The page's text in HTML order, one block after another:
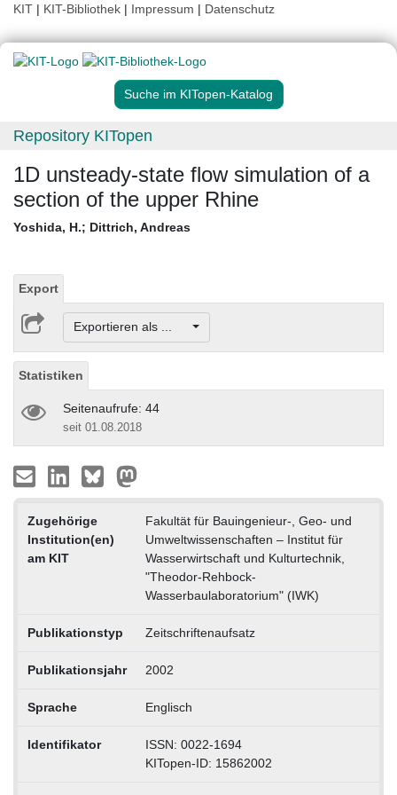
KIT | KIT-Bibliothek | Impressum | Datenschutz
Suche im KITopen-Katalog
Repository KITopen
1D unsteady-state flow simulation of a
section of the upper Rhine
Yoshida, H.; Dittrich, Andreas
Export
Exportieren als ...
Statistiken
Seitenaufrufe: 44
seit 01.08.2018
Zugehörige
Institution(en)
am KIT
Fakultät für Bauingenieur-, Geo- und
Umweltwissenschaften – Institut für
Wasserwirtschaft und Kulturtechnik,
"Theodor-Rehbock-
Wasserbaulaboratorium" (IWK)
Publikationstyp Zeitschriftenaufsatz
Publikationsjahr 2002
Sprache Englisch
Identifikator
ISSN: 0022-1694
KITopen-ID: 15862002